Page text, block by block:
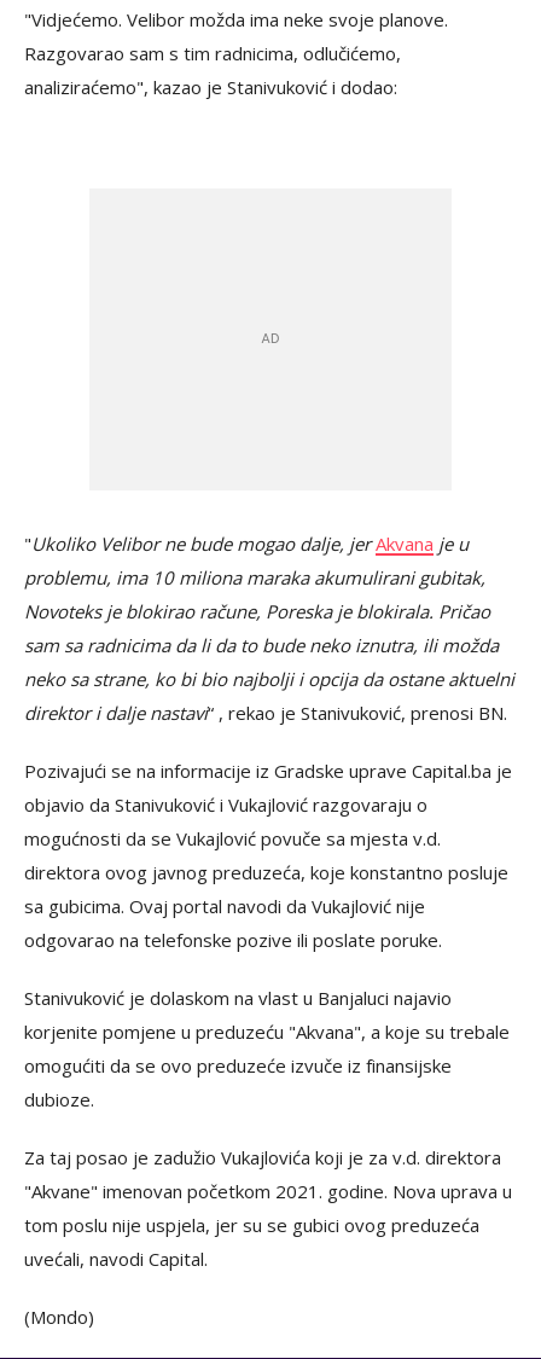
"Vidjećemo. Velibor možda ima neke svoje planove.
Razgovarao sam s tim radnicima, odlučićemo,
analiziraćemo", kazao je Stanivuković i dodao:
"Ukoliko Velibor ne bude mogao dalje, jerAkvana je u
problemu, ima 10 miliona maraka akumulirani gubitak,
Novoteks je blokirao račune, Poreska je blokirala. Pričao
sam sa radnicima da li da to bude neko iznutra, ili možda
neko sa strane, ko bi bio najbolji i opcija da ostane aktuelni
direktor i dalje nastavi“ , rekao je Stanivuković, prenosi BN.
Pozivajući se na informacije iz Gradske uprave Capital.ba je
objavio da Stanivuković i Vukajlović razgovaraju o
mogućnosti da se Vukajlović povuče sa mjesta v.d.
direktora ovog javnog preduzeća, koje konstantno posluje
sa gubicima. Ovaj portal navodi da Vukajlović nije
odgovarao na telefonske pozive ili poslate poruke.
Stanivuković je dolaskom na vlast u Banjaluci najavio
korjenite pomjene u preduzeću "Akvana", a koje su trebale
omogućiti da se ovo preduzeće izvuče iz finansijske
dubioze.
Za taj posao je zadužio Vukajlovića koji je za v.d. direktora
"Akvane" imenovan početkom 2021. godine. Nova uprava u
tom poslu nije uspjela, jer su se gubici ovog preduzeća
uvećali, navodi Capital.
(Mondo)